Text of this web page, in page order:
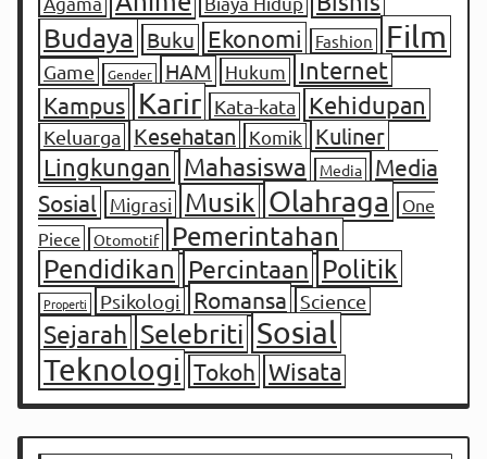
Budaya Buku Ekonomi Fashion Film
Game Gender HAM Hukum
Internet
Kampus Karir Kata-kata Kehidupan
Keluarga Kesehatan Komik Kuliner
Lingkungan Mahasiswa Media
Media
Sosial
Migrasi Musik Olahraga
One
Piece
Otomotif
Pemerintahan
Pendidikan Percintaan Politik
Properti Psikologi Romansa Science
Sejarah Selebriti Sosial
Teknologi Tokoh Wisata